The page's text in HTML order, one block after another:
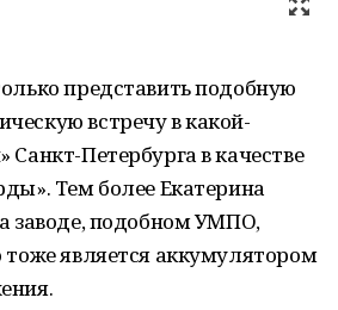
представить подобную
встречу в какой-
Санкт-Петербурга в качестве
Тем более Екатерина
заводе, подобном УМПО,
тоже является аккумулятором